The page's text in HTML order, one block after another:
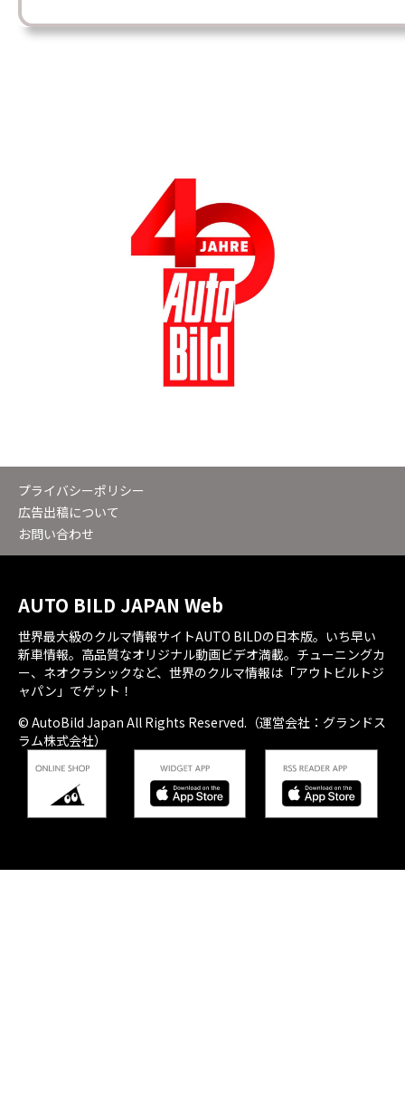
プライバシーポリシー
広告出稿について
お問い合わせ
AUTO BILD JAPAN Web
世界最大級のクルマ情報サイトAUTO BILDの日本版。いち早い
新車情報。高品質なオリジナル動画ビデオ満載。チューニングカ
ー、ネオクラシックなど、世界のクルマ情報は「アウトビルトジ
ャパン」でゲット！
© AutoBild Japan All Rights Reserved.（運営会社：グランドス
ラム株式会社）